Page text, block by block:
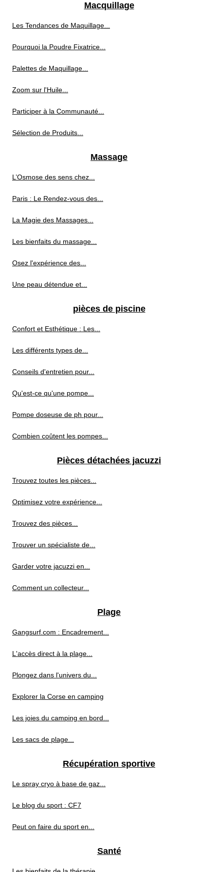
Macquillage
Les Tendances de Maquillage...
Pourquoi la Poudre Fixatrice...
Palettes de Maquillage...
Zoom sur l'Huile...
Participer à la Communauté...
Sélection de Produits...
Massage
L’Osmose des sens chez...
Paris : Le Rendez-vous des...
La Magie des Massages...
Les bienfaits du massage...
Osez l'expérience des...
Une peau détendue et...
pièces de piscine
Confort et Esthétique : Les...
Les différents types de...
Conseils d'entretien pour...
Qu'est-ce qu'une pompe...
Pompe doseuse de ph pour...
Combien coûtent les pompes...
Pièces détachées jacuzzi
Trouvez toutes les pièces...
Optimisez votre expérience...
Trouvez des pièces...
Trouver un spécialiste de...
Garder votre jacuzzi en...
Comment un collecteur...
Plage
Gangsurf.com : Encadrement...
L'accès direct à la plage...
Plongez dans l'univers du...
Explorer la Corse en camping
Les joies du camping en bord...
Les sacs de plage...
Récupération sportive
Le spray cryo à base de gaz...
Le blog du sport : CF7
Peut on faire du sport en...
Santé